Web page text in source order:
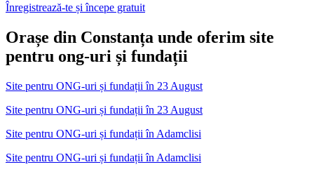
Înregistrează-te și începe gratuit
Orașe din Constanța unde oferim site
pentru ong-uri și fundații
Site pentru ONG-uri și fundații în 23 August
Site pentru ONG-uri și fundații în 23 August
Site pentru ONG-uri și fundații în Adamclisi
Site pentru ONG-uri și fundații în Adamclisi